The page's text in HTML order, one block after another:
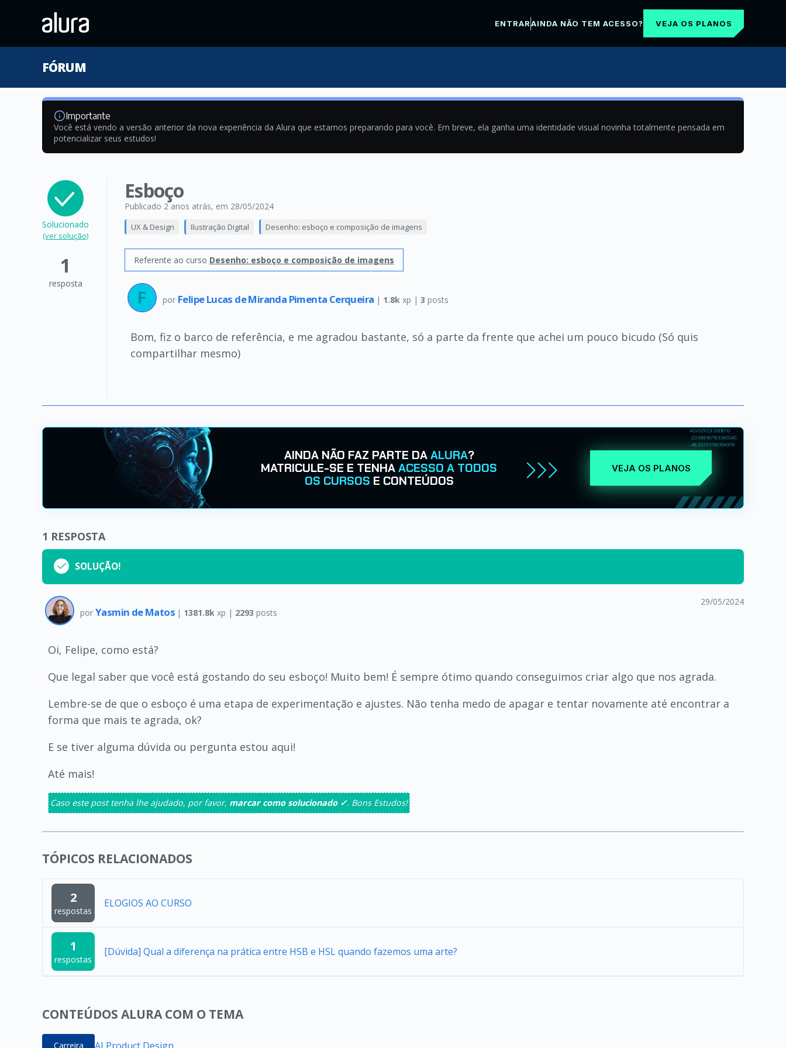
ENTRARAINDA NÃO TEM ACESSO? VEJA OS PLANOS
FÓRUM
Importante
Você está vendo a versão anterior da nova experiência da Alura que estamos preparando para você. Em breve, ela ganha uma identidade visual novinha totalmente pensada em
potencializar seus estudos!
Solucionado
(ver solução)
1
resposta
Esboço
Publicado 2 anos atrás, em 28/05/2024
UX & Design Ilustração Digital Desenho: esboço e composição de imagens
Referente ao curso Desenho: esboço e composição de imagens
por Felipe Lucas de Miranda Pimenta Cerqueira | 1.8k xp | 3 posts
Bom, fiz o barco de referência, e me agradou bastante, só a parte da frente que achei um pouco bicudo (Só quis
compartilhar mesmo)
AINDA NÃO FAZ PARTE DAALURA?
MATRICULE-SE E TENHAACESSO A TODOS
OS CURSOS E CONTEÚDOS
VEJA OS PLANOS
1 RESPOSTA
SOLUÇÃO!
por Yasmin de Matos | 1381.8k xp | 2293 posts
29/05/2024
Oi, Felipe, como está?
Que legal saber que você está gostando do seu esboço! Muito bem! É sempre ótimo quando conseguimos criar algo que nos agrada.
Lembre-se de que o esboço é uma etapa de experimentação e ajustes. Não tenha medo de apagar e tentar novamente até encontrar a
forma que mais te agrada, ok?
E se tiver alguma dúvida ou pergunta estou aqui!
Até mais!
Caso este post tenha lhe ajudado, por favor, marcar como solucionado ✓. Bons Estudos!
TÓPICOS RELACIONADOS
2
respostas
ELOGIOS AO CURSO
1
respostas
[Dúvida] Qual a diferença na prática entre HSB e HSL quando fazemos uma arte?
CONTEÚDOS ALURA COM O TEMA
Carreira AI Product Design